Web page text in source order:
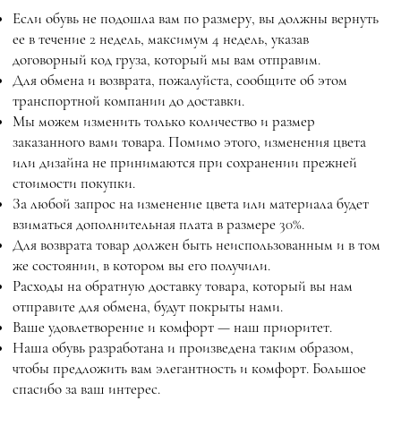
Если обувь не подошла вам по размеру, вы должны вернуть
ее в течение 2 недель, максимум 4 недель, указав
договорный код груза, который мы вам отправим.
Для обмена и возврата, пожалуйста, сообщите об этом
транспортной компании до доставки.
Мы можем изменить только количество и размер
заказанного вами товара. Помимо этого, изменения цвета
или дизайна не принимаются при сохранении прежней
стоимости покупки.
За любой запрос на изменение цвета или материала будет
взиматься дополнительная плата в размере 30%.
Для возврата товар должен быть неиспользованным и в том
же состоянии, в котором вы его получили.
Расходы на обратную доставку товара, который вы нам
отправите для обмена, будут покрыты нами.
Ваше удовлетворение и комфорт — наш приоритет.
Наша обувь разработана и произведена таким образом,
чтобы предложить вам элегантность и комфорт. Большое
спасибо за ваш интерес.